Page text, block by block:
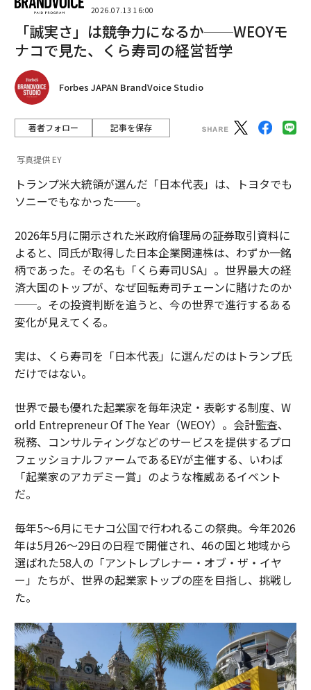
2026.07.13 16:00
「誠実さ」は競争力になるか──WEOYモ
ナコで見た、くら寿司の経営哲学
Forbes JAPAN BrandVoice Studio
著者フォロー 記事を保存
写真提供 EY
トランプ米大統領が選んだ「日本代表」は、トヨタでも
ソニーでもなかった──。
2026年5月に開示された米政府倫理局の証券取引資料に
よると、同氏が取得した日本企業関連株は、わずか一銘
柄であった。その名も「くら寿司USA」。世界最大の経
済大国のトップが、なぜ回転寿司チェーンに賭けたのか
──。その投資判断を追うと、今の世界で進行するある
変化が見えてくる。
実は、くら寿司を「日本代表」に選んだのはトランプ氏
だけではない。
世界で最も優れた起業家を毎年決定・表彰する制度、W
orld Entrepreneur Of The Year（WEOY）。会計監査、
税務、コンサルティングなどのサービスを提供するプロ
フェッショナルファームであるEYが主催する、いわば
「起業家のアカデミー賞」のような権威あるイベント
だ。
毎年5〜6月にモナコ公国で行われるこの祭典。今年2026
年は5月26〜29日の日程で開催され、46の国と地域から
選ばれた58人の「アントレプレナー・オブ・ザ・イヤ
ー」たちが、世界の起業家トップの座を目指し、挑戦し
た。